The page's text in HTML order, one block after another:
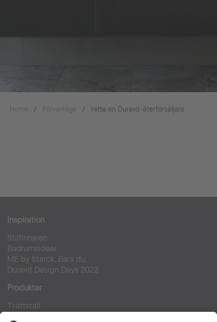
Home Förverkliga Hitta en Duravit-återförsäljare
Inspiration
Stilfinnaren
Badrumsidéer
ME by Starck. Bara du.
Duravit Design Days 2022
Produkter
Tvättställ